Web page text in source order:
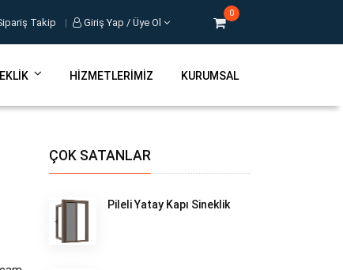
Takip | Giriş Yap / Üye Ol
0
HIZMETLERIMIZ KURUMSAL
ÇOK SATANLAR
Pileli Yatay Kapı Sineklik